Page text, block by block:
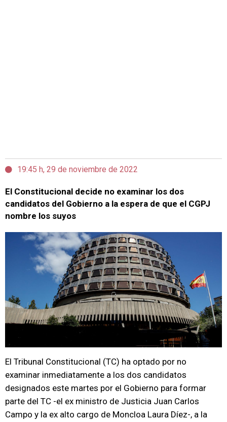
19:45 h, 29 de noviembre de 2022
El Constitucional decide no examinar los dos
candidatos del Gobierno a la espera de que el CGPJ
nombre los suyos
El Tribunal Constitucional (TC) ha optado por no
examinar inmediatamente a los dos candidatos
designados este martes por el Gobierno para formar
parte del TC -el ex ministro de Justicia Juan Carlos
Campo y la ex alto cargo de Moncloa Laura Díez-, a la